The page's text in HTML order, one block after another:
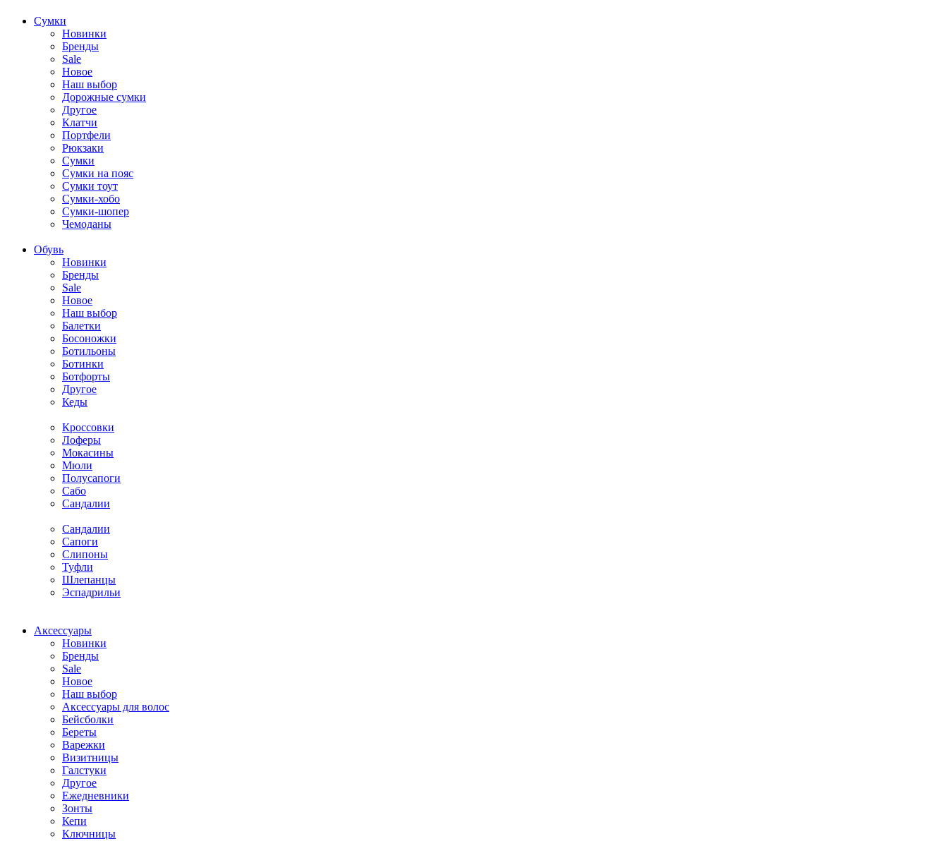
Cумки
Новинки
Бренды
Sale
Новое
Наш выбор
Дорожные сумки
Другое
Клатчи
Портфели
Рюкзаки
Сумки
Сумки на пояс
Сумки тоут
Сумки-хобо
Сумки-шопер
Чемоданы
Обувь
Новинки
Бренды
Sale
Новое
Наш выбор
Балетки
Босоножки
Ботильоны
Ботинки
Ботфорты
Другое
Кеды
Кроссовки
Лоферы
Мокасины
Мюли
Полусапоги
Сабо
Сандалии
Сандалии
Сапоги
Слипоны
Туфли
Шлепанцы
Эспадрильи
Аксессуары
Новинки
Бренды
Sale
Новое
Наш выбор
Аксессуары для волос
Бейсболки
Береты
Варежки
Визитницы
Галстуки
Другое
Ежедневники
Зонты
Кепи
Ключницы